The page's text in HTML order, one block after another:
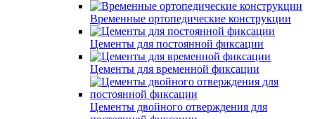
Временные ортопедические конструкции
Цементы для постоянной фиксации
Цементы для временной фиксации
Цементы двойного отверждения для